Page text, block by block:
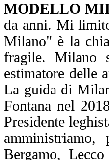
MODELLO
da anni. Mi
Milano" è la
fragile. Milano
estimatore delle
La guida di
Fontana nel
Presidente
amministriamo,
Bergamo,